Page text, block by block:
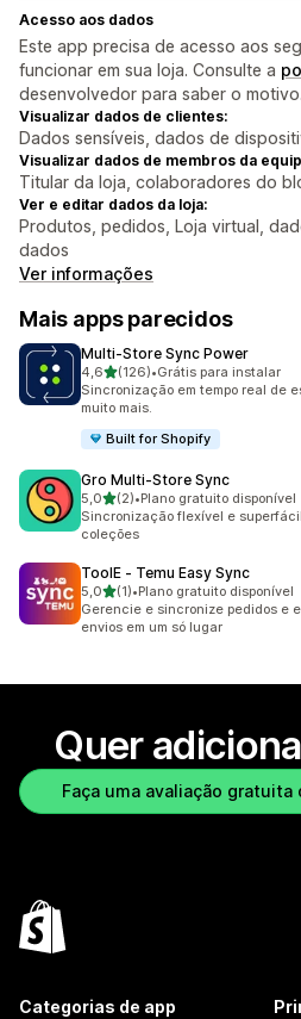
Acesso aos dados
Este app precisa de acesso aos
funcionar em sua loja. Consulte a
desenvolvedor para saber o motivo.
Visualizar dados de clientes:
Dados sensíveis, dados de
Visualizar dados de membros da
Titular da loja, colaboradores do
Ver e editar dados da loja:
Produtos, pedidos, Loja virtual,
dados
Ver informações
Mais apps parecidos
Multi‑Store Sync Power
4,6de 5 estrelas
(126)
126 avaliações ao todo
•Grátis para instalar
Sincronização em tempo real de
muito mais.
Built for Shopify
Gro Multi‑Store Sync
5,0de 5 estrelas
(2)
2 avaliações ao todo
•Plano gratuito disponível
Sincronização flexível e
coleções
ToolE ‑ Temu Easy Sync
5,0de 5 estrelas
(1)
1 avaliações ao todo
•Plano gratuito disponível
Gerencie e sincronize pedidos e
envios em um só lugar
Quer
Faça uma avaliação gratuita
Categorias de app